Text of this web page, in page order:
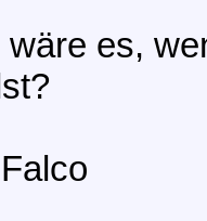
wäre es,